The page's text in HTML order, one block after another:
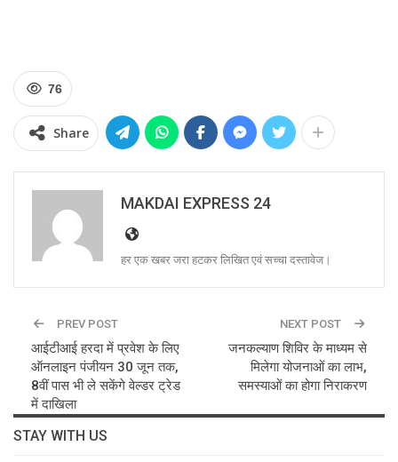
76
Share
MAKDAI EXPRESS 24
हर एक खबर जरा हटकर लिखित एवं सच्चा दस्तावेज।
PREV POST
आईटीआई हरदा में प्रवेश के लिए
ऑनलाइन पंजीयन 30 जून तक,
8वीं पास भी ले सकेंगे वेल्डर ट्रेड
में दाखिला
NEXT POST
जनकल्याण शिविर के माध्यम से
मिलेगा योजनाओं का लाभ,
समस्याओं का होगा निराकरण
STAY WITH US